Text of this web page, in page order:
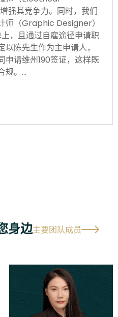
强其竞争力。同时，我们
师（Graphic Designer）
，且通过自雇途径申请职
陈先生作为主申请人，
申请维州190签证，这样既
规。…
身边主要团队成员